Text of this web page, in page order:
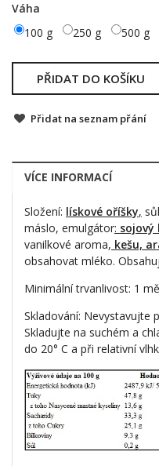
Váha
100 g
250 g 500 g
PŘIDAT DO KOŠÍKU
Přidat na seznam přání
VÍCE INFORMACÍ
Složení: lískové oříšky,
máslo, emulgátor: sojový
vanilkové aroma, kešu,
obsahovat mléko.
Minimální trvanlivost: 1
Skladování: Nevystavujte
Skladujte na suchém a
do 20° C a při relativní